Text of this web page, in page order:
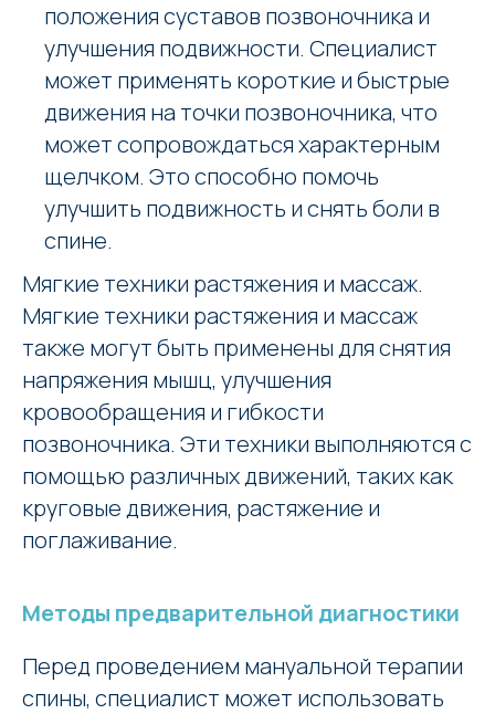
положения суставов позвоночника и
улучшения подвижности. Специалист
может применять короткие и быстрые
движения на точки позвоночника, что
может сопровождаться характерным
щелчком. Это способно помочь
улучшить подвижность и снять боли в
спине.
Мягкие техники растяжения и массаж.
Мягкие техники растяжения и массаж
также могут быть применены для снятия
напряжения мышц, улучшения
кровообращения и гибкости
позвоночника. Эти техники выполняются с
помощью различных движений, таких как
круговые движения, растяжение и
поглаживание.
Методы предварительной диагностики
Перед проведением мануальной терапии
спины, специалист может использовать